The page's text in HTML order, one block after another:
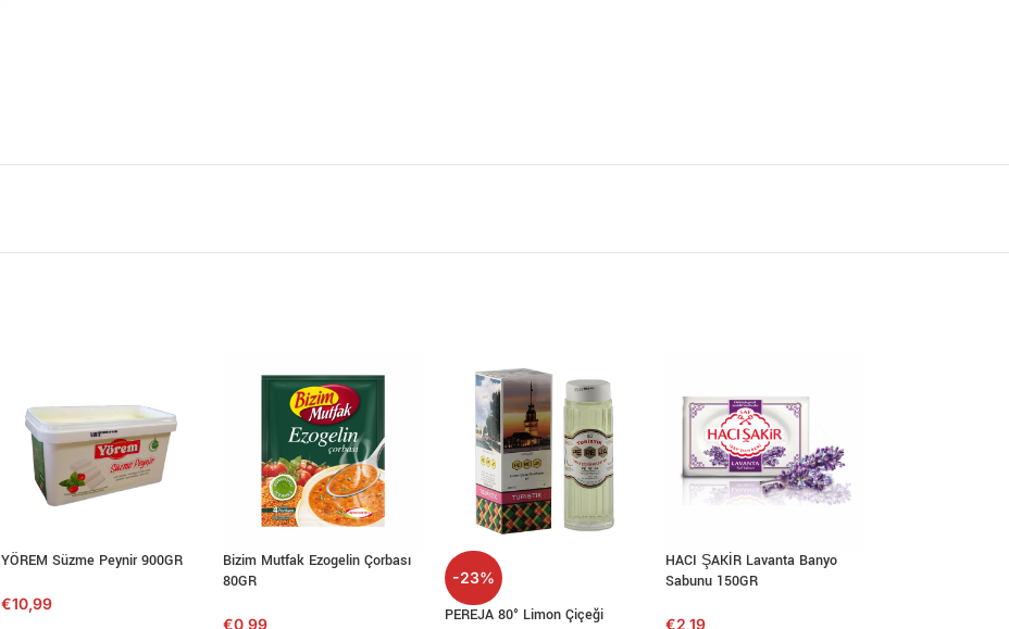
YÖREM Süzme Peynir 900GR
€10,99
Bizim Mutfak Ezogelin Çorbası
80GR
€0,99
-23%
PEREJA 80° Limon Çiçeği
HACI ŞAKİR Lavanta Banyo
Sabunu 150GR
€2,19